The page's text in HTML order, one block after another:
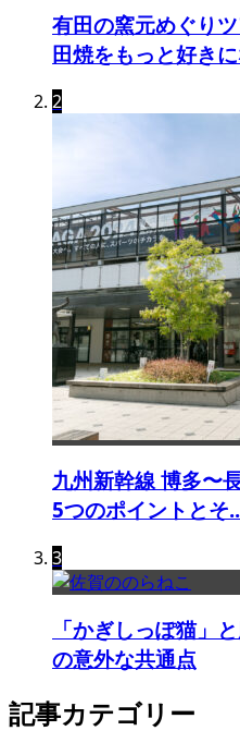
有田の窯元めぐり
田焼をもっと好き
2
九州新幹線 博多〜
5つのポイントとそ
3
「かぎしっぽ猫」
の意外な共通点
記事カテゴリー